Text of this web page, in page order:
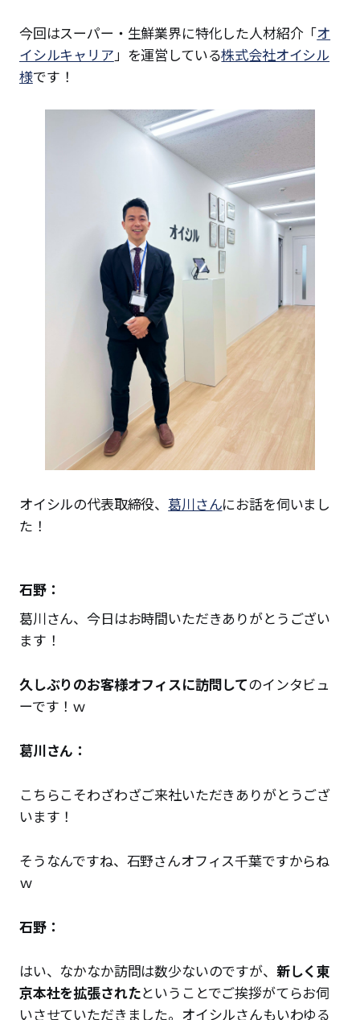
今回はスーパー・生鮮業界に特化した人材紹介「オ
イシルキャリア」を運営している株式会社オイシル
様です！
オイシルの代表取締役、葛川さんにお話を伺いまし
た！
石野：
葛川さん、今日はお時間いただきありがとうござい
ます！
久しぶりのお客様オフィスに訪問してのインタビュ
ーです！ｗ
葛川さん：
こちらこそわざわざご来社いただきありがとうござ
います！
そうなんですね、石野さんオフィス千葉ですからね
ｗ
石野：
はい、なかなか訪問は数少ないのですが、 新しく東
京本社を拡張されたということでご挨拶がてらお伺
いさせていただきました。オイシルさんもいわゆる